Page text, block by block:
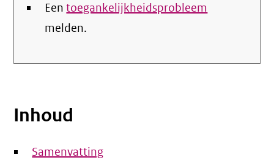
Eentoegankelijkheidsprobleem
melden.
Inhoud
Samenvatting